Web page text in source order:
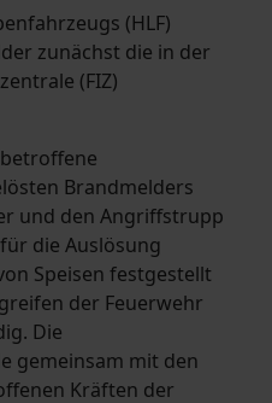
(HLF)
zunächst die in der
(FIZ)
Brandmelders
und den Angriffstrupp
die Auslösung
Speisen festgestellt
der Feuerwehr
Die
gemeinsam mit den
Kräften der